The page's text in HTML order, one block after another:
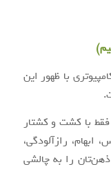
با ظهور این
با کشت و کشتار
رازآلودگی،
را به چالشی